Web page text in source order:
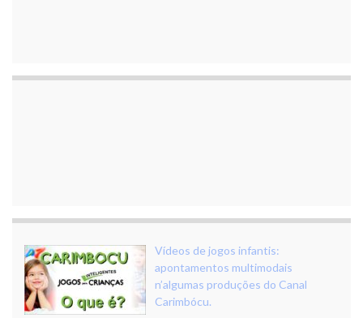
Vídeos de jogos infantis:
apontamentos multimodais
n’algumas produções do Canal
Carimbócu.